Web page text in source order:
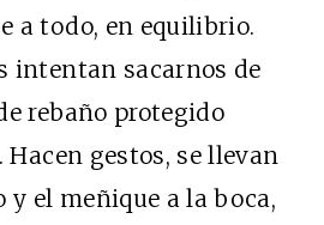
a todo, en equilibrio.
intentan sacarnos de
rebaño protegido
gestos, se llevan
el meñique a la boca,